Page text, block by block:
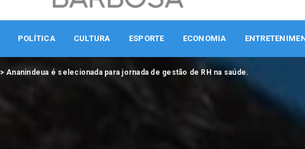
POLÍTICA CULTURA ESPORTE ECONOMIA
>Ananindeua é selecionada para jornada de gestão de RH na saúde.